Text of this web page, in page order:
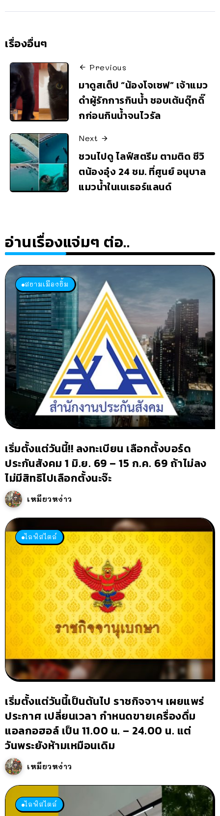
เรื่องอื่นๆ
Previous
มาดูสเต็ป “น้องโจเซฟ” เจ้าแมว
ดำผู้รักการกินน้ำ ชอบเต้นดุ๊กดิ๊
กก่อนกินน้ำจนไวรัล
Next
ชวนไปดู ไลฟ์สตรีม ตามติด ชีวิ
ตน้องอุ๋ง 24 ชม. ที่ศูนย์ อนุบาล
แมวน้ำในเนเธอร์แลนด์
อ่านเรื่องแจ่มๆ ต่อ..
สยามเมืองยิ้ม
เริ่มตั้งแต่วันนี้!! ลงทะเบียน เลือกตั้งบอร์ด
ประกันสังคม 1 มิ.ย. 69 – 15 ก.ค. 69 ถ้าไม่ลง
ไม่มีสิทธิไปเลือกตั้งนะจ๊ะ
เหมียวหง่าว
ไลฟ์สไตล์
เริ่มตั้งแต่วันนี้เป็นต้นไป ราชกิจจาฯ เผยแพร่
ประกาศ เปลี่ยนเวลา กำหนดขายเครื่องดื่ม
แอลกอฮอล์ เป็น 11.00 น. – 24.00 น. แต่
วันพระยังห้ามเหมือนเดิม
เหมียวหง่าว
ไลฟ์สไตล์